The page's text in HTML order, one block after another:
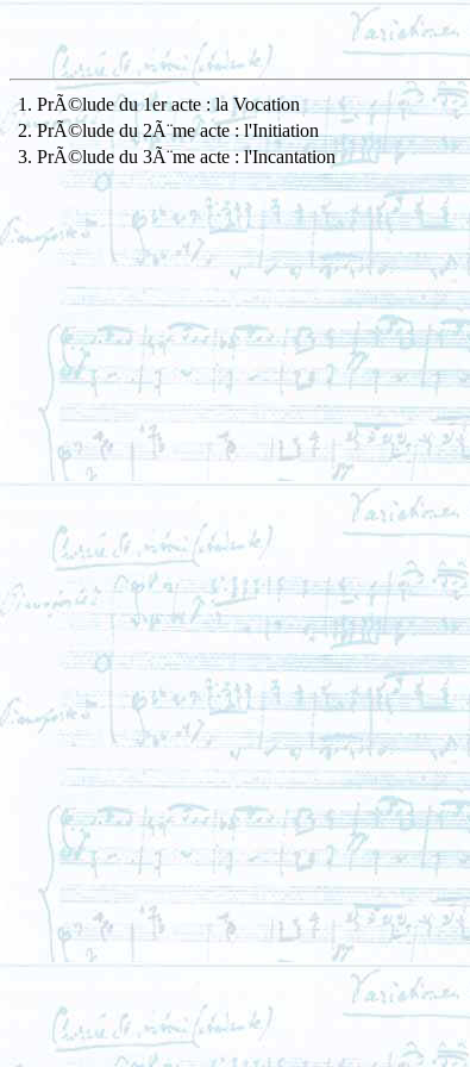
1. PrÃ©lude du 1er acte : la Vocation
2. PrÃ©lude du 2Ã¨me acte : l'Initiation
3. PrÃ©lude du 3Ã¨me acte : l'Incantation